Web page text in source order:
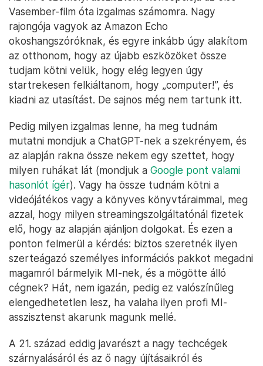
Vasember-film óta izgalmas számomra. Nagy
rajongója vagyok az Amazon Echo
okoshangszóróknak, és egyre inkább úgy alakítom
az otthonom, hogy az újabb eszközöket össze
tudjam kötni velük, hogy elég legyen úgy
startrekesen felkiáltanom, hogy „computer!”, és
kiadni az utasítást. De sajnos még nem tartunk itt.
Pedig milyen izgalmas lenne, ha meg tudnám
mutatni mondjuk a ChatGPT-nek a szekrényem, és
az alapján rakna össze nekem egy szettet, hogy
milyen ruhákat lát (mondjuk a Google pont valami
hasonlót ígér). Vagy ha össze tudnám kötni a
videójátékos vagy a könyves könyvtáraimmal, meg
azzal, hogy milyen streamingszolgáltatónál fizetek
elő, hogy az alapján ajánljon dolgokat. És ezen a
ponton felmerül a kérdés: biztos szeretnék ilyen
szerteágazó személyes információs pakkot megadni
magamról bármelyik MI-nek, és a mögötte álló
cégnek? Hát, nem igazán, pedig ez valószínűleg
elengedhetetlen lesz, ha valaha ilyen profi MI-
asszisztenst akarunk magunk mellé.
A 21. század eddig javarészt a nagy techcégek
szárnyalásáról és az ő nagy újításaikról és